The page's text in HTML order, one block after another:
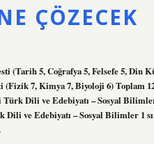
ÇÖZECEK
(Tarih 5, Coğrafya 5, Felsefe 5, Din
7, Kimya 7, Biyoloji 6) Toplam
Dili ve Edebiyatı – Sosyal
ve Edebiyatı – Sosyal Bilimler 1